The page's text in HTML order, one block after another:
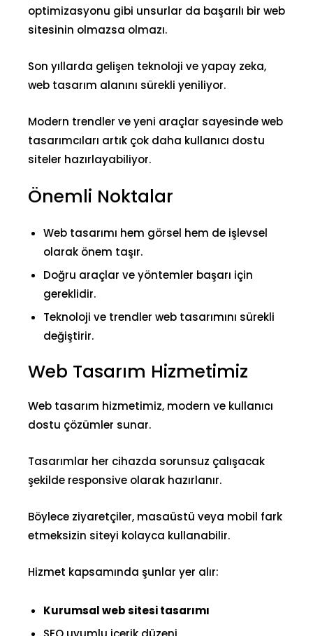
optimizasyonu gibi unsurlar da başarılı bir web
sitesinin olmazsa olmazı.
Son yıllarda gelişen teknoloji ve yapay zeka,
web tasarım alanını sürekli yeniliyor.
Modern trendler ve yeni araçlar sayesinde web
tasarımcıları artık çok daha kullanıcı dostu
siteler hazırlayabiliyor.
Önemli Noktalar
Web tasarımı hem görsel hem de işlevsel
olarak önem taşır.
Doğru araçlar ve yöntemler başarı için
gereklidir.
Teknoloji ve trendler web tasarımını sürekli
değiştirir.
Web Tasarım Hizmetimiz
Web tasarım hizmetimiz, modern ve kullanıcı
dostu çözümler sunar.
Tasarımlar her cihazda sorunsuz çalışacak
şekilde responsive olarak hazırlanır.
Böylece ziyaretçiler, masaüstü veya mobil fark
etmeksizin siteyi kolayca kullanabilir.
Hizmet kapsamında şunlar yer alır:
Kurumsal web sitesi tasarımı